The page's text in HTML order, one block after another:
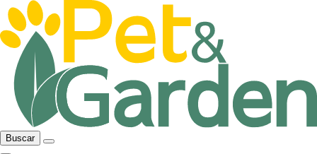
Buscar